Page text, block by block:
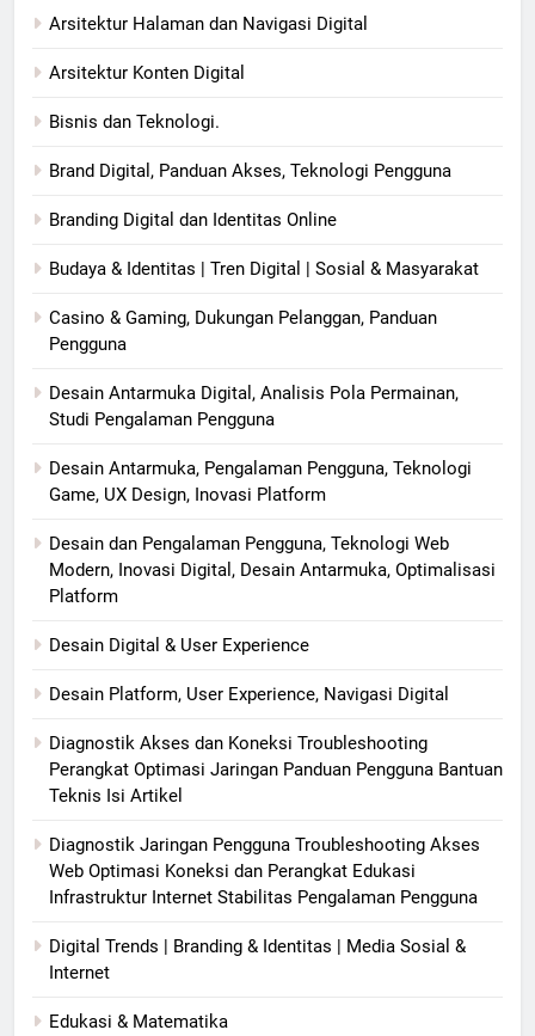
Arsitektur Halaman dan Navigasi Digital
Arsitektur Konten Digital
Bisnis dan Teknologi.
Brand Digital, Panduan Akses, Teknologi Pengguna
Branding Digital dan Identitas Online
Budaya & Identitas | Tren Digital | Sosial & Masyarakat
Casino & Gaming, Dukungan Pelanggan, Panduan
Pengguna
Desain Antarmuka Digital, Analisis Pola Permainan,
Studi Pengalaman Pengguna
Desain Antarmuka, Pengalaman Pengguna, Teknologi
Game, UX Design, Inovasi Platform
Desain dan Pengalaman Pengguna, Teknologi Web
Modern, Inovasi Digital, Desain Antarmuka, Optimalisasi
Platform
Desain Digital & User Experience
Desain Platform, User Experience, Navigasi Digital
Diagnostik Akses dan Koneksi Troubleshooting
Perangkat Optimasi Jaringan Panduan Pengguna Bantuan
Teknis Isi Artikel
Diagnostik Jaringan Pengguna Troubleshooting Akses
Web Optimasi Koneksi dan Perangkat Edukasi
Infrastruktur Internet Stabilitas Pengalaman Pengguna
Digital Trends | Branding & Identitas | Media Sosial &
Internet
Edukasi & Matematika